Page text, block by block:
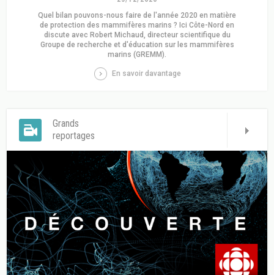
Quel bilan pouvons-nous faire de l'année 2020 en matière
de protection des mammifères marins ? Ici Côte-Nord en
discute avec Robert Michaud, directeur scientifique du
Groupe de recherche et d'éducation sur les mammifères
marins (GREMM).
En savoir davantage
Grands
reportages